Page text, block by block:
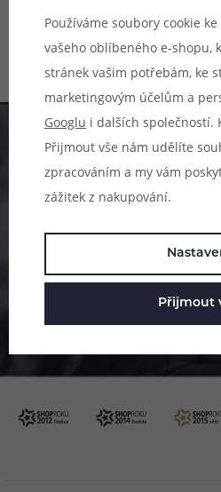
podání chuti, snadná instalace.
Nedostupné na prodejnách
99 Kč249 Kč
Pomůžeme vám
483 51 51 31
info@ejuice.cz
kdykoliv
Používáme soubory cookie
vašeho oblíbeného e-shopu,
stránek vašim potřebám, ke
marketingovým účelům a
Googlu i dalších společností.
Přijmout vše nám udělíte
zpracováním a my vám
zážitek z nakupování.
Přijmout